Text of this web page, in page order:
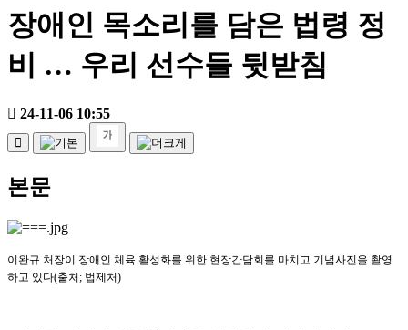
장애인 목소리를 담은 법령 정
비 … 우리 선수들 뒷받침
24-11-06 10:55
본문
이완규 처장이 장애인 체육 활성화를 위한 현장간담회를 마치고 기념사진을 촬영
하고 있다(출처; 법제처)